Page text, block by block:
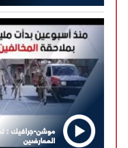
موشن-جرافيك :
المعارضين